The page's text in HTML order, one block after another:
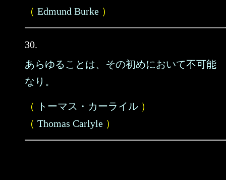
（ Edmund Burke ）
30.
あらゆることは、その初めにおいて不可能
なり。
（ トーマス・カーライル ）
（ Thomas Carlyle ）